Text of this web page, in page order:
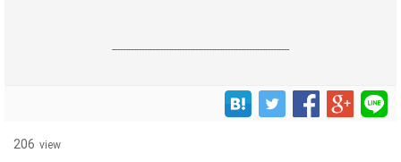
------------------------------------------------------------------
206 view